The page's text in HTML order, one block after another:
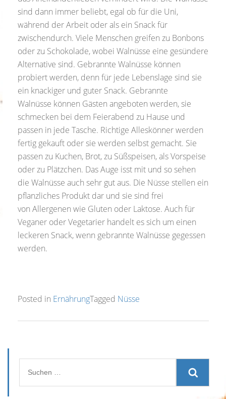
sind dann immer beliebt, egal ob für die Uni,
während der Arbeit oder als ein Snack für
zwischendurch. Viele Menschen greifen zu Bonbons
oder zu Schokolade, wobei Walnüsse eine gesündere
Alternative sind. Gebrannte Walnüsse können
probiert werden, denn für jede Lebenslage sind sie
ein knackiger und guter Snack. Gebrannte
Walnüsse können Gästen angeboten werden, sie
schmecken bei dem Feierabend zu Hause und
passen in jede Tasche. Richtige Alleskönner werden
fertig gekauft oder sie werden selbst gemacht. Sie
passen zu Kuchen, Brot, zu Süßspeisen, als Vorspeise
oder zu Plätzchen. Das Auge isst mit und so sehen
die Walnüsse auch sehr gut aus. Die Nüsse stellen ein
pflanzliches Produkt dar und sie sind frei
von Allergenen wie Gluten oder Laktose. Auch für
Veganer oder Vegetarier handelt es sich um einen
leckeren Snack, wenn gebrannte Walnüsse gegessen
werden.
Posted in ErnährungTagged Nüsse
nach: